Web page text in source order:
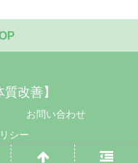
改善】
お問い合わせ
シー
【体質改善】.